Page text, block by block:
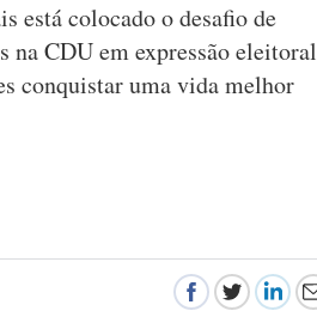
está colocado o desafio de
na CDU em expressão eleitoral
conquistar uma vida melhor